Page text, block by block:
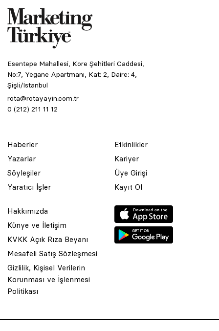
Esentepe Mahallesi, Kore Şehitleri Caddesi,
No:7, Yegane Apartmanı, Kat: 2, Daire: 4,
Şişli/İstanbul
rota@rotayayin.com.tr
0 (212) 211 11 12
Haberler
Yazarlar
Söyleşiler
Yaratıcı İşler
Etkinlikler
Kariyer
Üye Girişi
Kayıt Ol
Hakkımızda
Künye ve İletişim
KVKK Açık Rıza Beyanı
Mesafeli Satış Sözleşmesi
Gizlilik, Kişisel Verilerin
Korunması ve İşlenmesi
Politikası
© 2001 Rota Yayın Yapım Tanıtım Tic. Ltd. Şti. Bu Sitede Bulunan
Asquared WordPress Agencytarafından tasarlanmış ve